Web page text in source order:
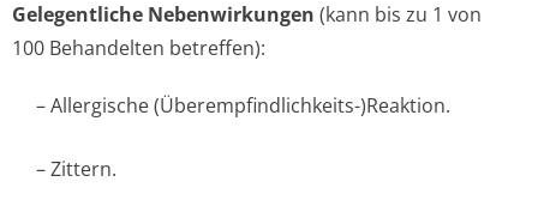
Gelegentliche Nebenwirkungen (kann bis zu 1 von
100 Behandelten betreffen):
– Allergische (Überempfindlichke­its-)Reaktion.
– Zittern.